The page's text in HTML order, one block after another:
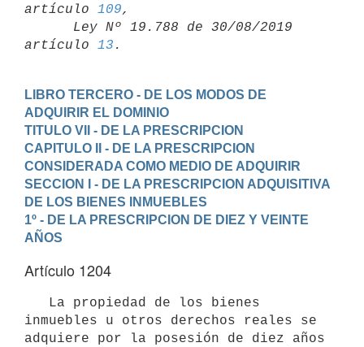
artículo 109,
artículo 13
LIBRO TERCERO - DE LOS MODOS DE
ADQUIRIR EL DOMINIO
TITULO VII - DE LA PRESCRIPCION
CAPITULO II - DE LA PRESCRIPCION
CONSIDERADA COMO MEDIO DE ADQUIRIR
SECCION I - DE LA PRESCRIPCION ADQUISITIVA
DE LOS BIENES INMUEBLES
1º - DE LA PRESCRIPCION DE DIEZ Y VEINTE
AÑOS
Artículo 1204
inmuebles u otros derechos reales se
adquiere por la posesión de diez años